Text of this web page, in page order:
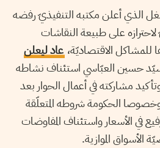
الذي أعلن مكتبه التنفيذيّ رفضه
لاحترازه على طبيعة النقاشات
للمشاكل الاقتصاديّة، عاد ليعلن
حسين العبّاسي استئناف نشاطه
مشاركته في أعمال الحوار بعد
الحكومة شروطه المتعلّقة
في الأسعار واستئناف المفاوضات
الموازية.